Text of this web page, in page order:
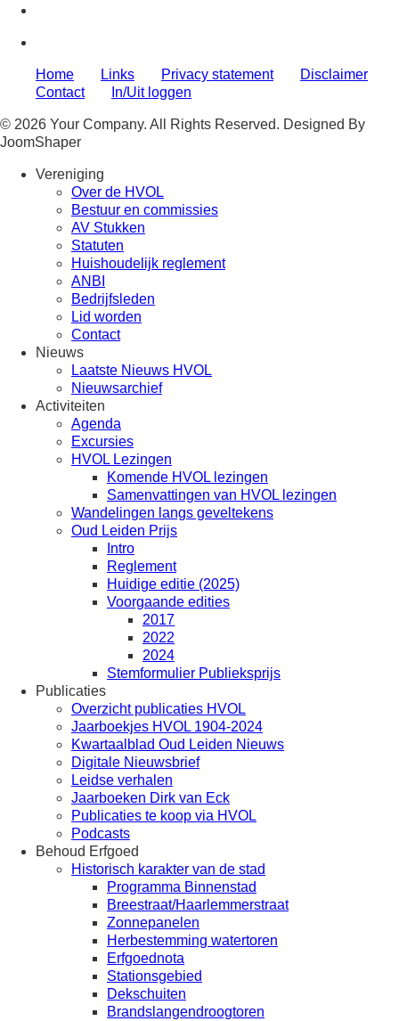
Home Links Privacy statement
Disclaimer
Contact
In/Uit loggen
© 2026 Your Company. All Rights Reserved. Designed By
JoomShaper
Vereniging
Over de HVOL
Bestuur en commissies
AV Stukken
Statuten
Huishoudelijk reglement
ANBI
Bedrijfsleden
Lid worden
Contact
Nieuws
Laatste Nieuws HVOL
Nieuwsarchief
Activiteiten
Agenda
Excursies
HVOL Lezingen
Komende HVOL lezingen
Samenvattingen van HVOL lezingen
Wandelingen langs geveltekens
Oud Leiden Prijs
Intro
Reglement
Huidige editie (2025)
Voorgaande edities
2017
2022
2024
Stemformulier Publieksprijs
Publicaties
Overzicht publicaties HVOL
Jaarboekjes HVOL 1904-2024
Kwartaalblad Oud Leiden Nieuws
Digitale Nieuwsbrief
Leidse verhalen
Jaarboeken Dirk van Eck
Publicaties te koop via HVOL
Podcasts
Behoud Erfgoed
Historisch karakter van de stad
Programma Binnenstad
Breestraat/Haarlemmerstraat
Zonnepanelen
Herbestemming watertoren
Erfgoednota
Stationsgebied
Dekschuiten
Brandslangendroogtoren